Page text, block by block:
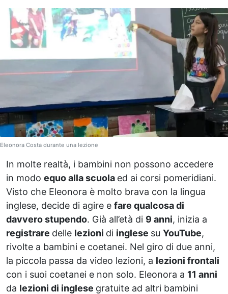
Eleonora Costa durante una lezione
In molte realtà, i bambini non possono accedere
in modo equo alla scuola ed ai corsi pomeridiani.
Visto che Eleonora è molto brava con la lingua
inglese, decide di agire e fare qualcosa di
davvero stupendo. Già all’età di 9 anni, inizia a
registrare delle lezioni di inglese su YouTube,
rivolte a bambini e coetanei. Nel giro di due anni,
la piccola passa da video lezioni, a lezioni frontali
con i suoi coetanei e non solo. Eleonora a 11 anni
da lezioni di inglese gratuite ad altri bambini